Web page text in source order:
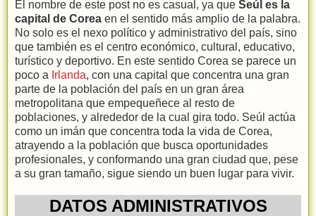
El nombre de este post no es casual, ya que Seúl es la
capital de Corea en el sentido más amplio de la palabra.
No solo es el nexo político y administrativo del país, sino
que también es el centro económico, cultural, educativo,
turístico y deportivo. En este sentido Corea se parece un
poco a Irlanda, con una capital que concentra una gran
parte de la población del país en un gran área
metropolitana que empequeñece al resto de
poblaciones, y alrededor de la cual gira todo. Seúl actúa
como un imán que concentra toda la vida de Corea,
atrayendo a la población que busca oportunidades
profesionales, y conformando una gran ciudad que, pese
a su gran tamaño, sigue siendo un buen lugar para vivir.
DATOS ADMINISTRATIVOS